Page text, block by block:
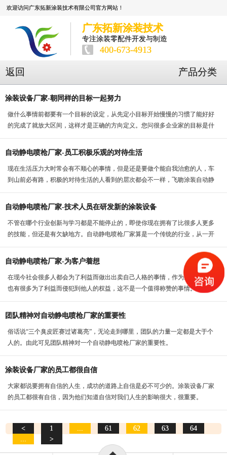
欢迎访问广东拓新涂装技术有限公司官方网站！
广东拓新涂装技术
专注涂装零配件开发与制造
400-673-4913
返回 产品分类
涂装设备厂家-朝同样的目标一起努力
做什么事情前都要有一个目标的设定，从先定小目标开始慢慢的习惯了能好好
的完成了就放大区间，这样才是正确的方向定义。您问很多企业家的目标是什
自动静电喷枪厂家-员工积极乐观的对待生活
现在生活压力大时常会有不顺心的事情，但是还是要做个能自我治愈的人，车
到山前必有路，积极的对待生活的人看到的层次都会不一样，飞吻涂装自动静
自动静电喷枪厂家-技术人员在研发新的涂装设备
不管在哪个行业创新与学习都是不能停止的，即使你现在拥有了比很多人更多
的技能，但还是有欠缺地方。自动静电喷枪厂家算是一个传统的行业，从一开
自动静电喷枪厂家-为客户着想
在现今社会很多人都会为了利益而做出出卖自己人格的事情，作为企业家来说
也有很多为了利益而侵犯到他人的权益，这不是一个值得称赞的事情。而是要
团队精神对自动静电喷枪厂家的重要性
俗话说“三个臭皮匠赛过诸葛亮”，无论走到哪里，团队的力量一定都是大于个
人的。由此可见团队精神对一个自动静电喷枪厂家的重要性。
涂装设备厂家的员工都很自信
大家都说要拥有自信的人生，成功的道路上自信是必不可少的。涂装设备厂家
的员工都很有自信，因为他们知道自信对我们人生的影响很大，很重要。
< 1 61 62 63
64
>